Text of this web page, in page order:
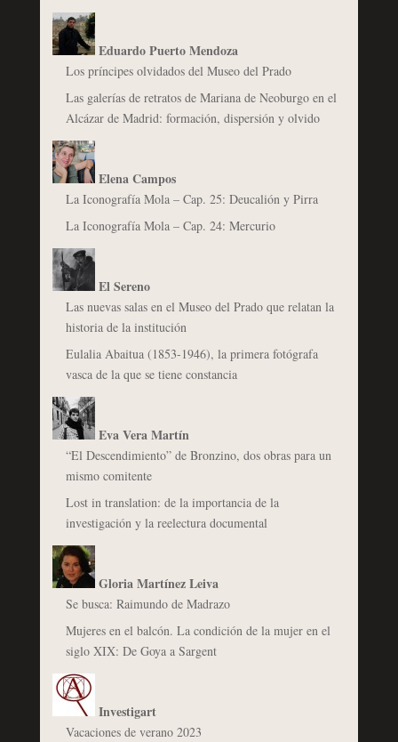
Eduardo Puerto Mendoza
Los príncipes olvidados del Museo del Prado
Las galerías de retratos de Mariana de Neoburgo en el
Alcázar de Madrid: formación, dispersión y olvido
Elena Campos
La Iconografía Mola – Cap. 25: Deucalión y Pirra
La Iconografía Mola – Cap. 24: Mercurio
El Sereno
Las nuevas salas en el Museo del Prado que relatan la
historia de la institución
Eulalia Abaitua (1853-1946), la primera fotógrafa
vasca de la que se tiene constancia
Eva Vera Martín
“El Descendimiento” de Bronzino, dos obras para un
mismo comitente
Lost in translation: de la importancia de la
investigación y la reelectura documental
Gloria Martínez Leiva
Se busca: Raimundo de Madrazo
Mujeres en el balcón. La condición de la mujer en el
siglo XIX: De Goya a Sargent
Investigart
Vacaciones de verano 2023